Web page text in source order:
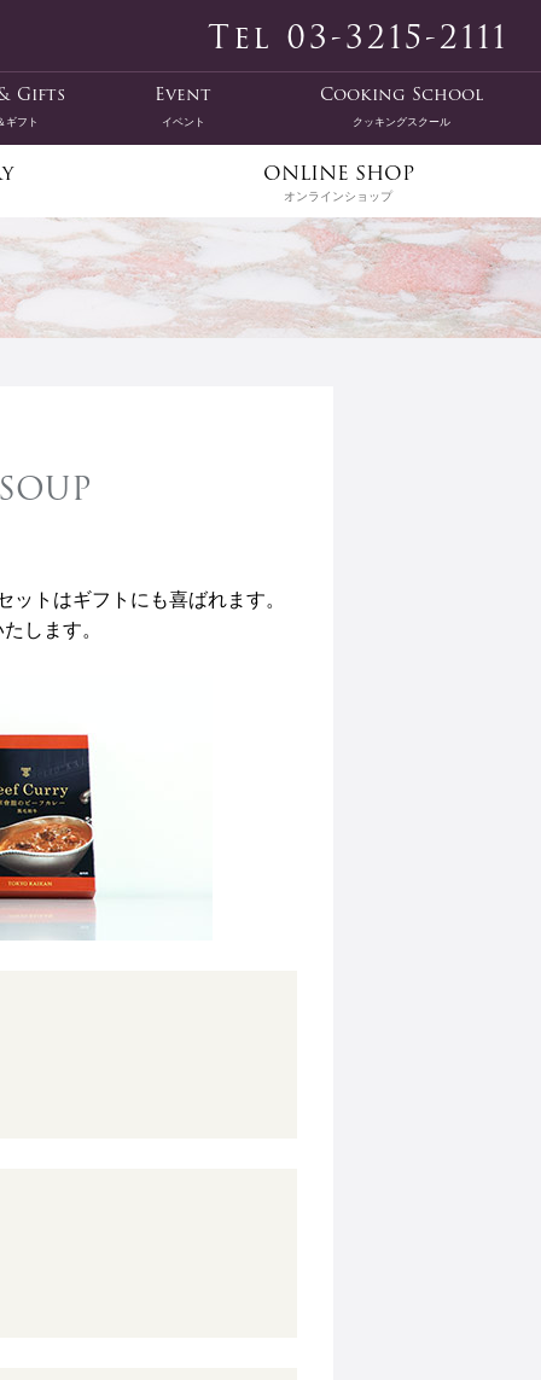
Tel 03-3215-2111
Gifts
ギフト
Event
イベント
Cooking School
クッキングスクール
ONLINE SHOP
オンラインショップ
トはギフトにも喜ばれます。
します。